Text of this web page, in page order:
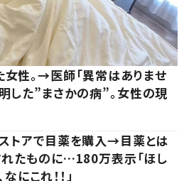
性。→医師「異常はありませ
した”まさかの病”。女性の現
トアで目薬を購入→目薬とは
たものに…180万表示「ほし
なにこれ！！」